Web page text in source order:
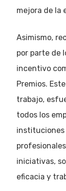
mejora de la
Asimismo,
por parte de
incentivo
Premios.
trabajo,
todos los
instituciones
iniciativas,
eficacia y